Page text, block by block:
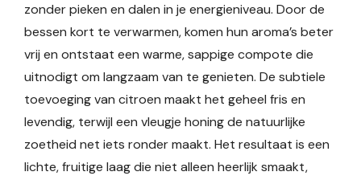
zonder pieken en dalen in je energieniveau. Door de
bessen kort te verwarmen, komen hun aroma’s beter
vrij en ontstaat een warme, sappige compote die
uitnodigt om langzaam van te genieten. De subtiele
toevoeging van citroen maakt het geheel fris en
levendig, terwijl een vleugje honing de natuurlijke
zoetheid net iets ronder maakt. Het resultaat is een
lichte, fruitige laag die niet alleen heerlijk smaakt,